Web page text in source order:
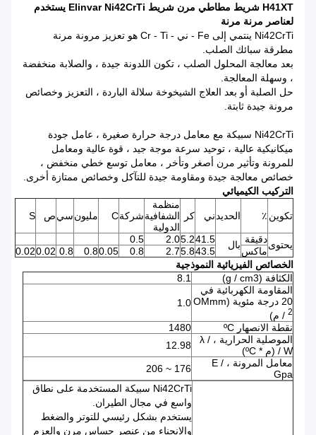
H41XT شريط مطاطي مرن شريط Elinvar Ni42CrTi يستخدم
لعناصر مرنة مرنة
Ni42CrTi ينتمي إلى Fe - ني - Cr - Ti هو تعزيز مرونة مرنة
مطرقة سبائك الصلب.
بعد معالجة المحلول الصلب ، تكون اللدونة جيدة ، والصلابة منخفضة
، وسهلة المعالجة.
حل الصلبة أو بعد العلاج الشيخوخة سلالة الباردة ، التعزيز وخصائص
مرونة جيدة ثابتة.
Ni42CrTi سبيكة مع معامل درجة حرارة صغيرة ، عامل جودة
ميكانيكية عالية ، توحيد سرعة موجة جيد ، قوة عالية ومعامل
للمرونة وتأثير مرن أصغر وتأخر ، معامل توسع خطي منخفض ،
خصائص معالجة جيدة ومقاومة جيدة للتآكل وخصائص ممتازة أخرى.
التركيب الكيميائي
تكوين ٪ الحديدني كر
منظمة
الشفافية
الدولية
شركةC مليونسيص S
يحتوىدقيقة بال 41.5
5.2
2.0
0.5
ماكس
43.5
5.8
2.7
0.8
0.05
0.8
0.8
0.02
0.02
الخصائص الفيزيائية النموذجية
الكثافة (g / cm3)
8.1
المقاومة الكهربائية في
20 درجة مئوية (OMmm
2 / م)
1.0
نقطة الانصهار ºC
1480
الموصلية الحرارية ، λ /
W / (م * ºC)
12.98
معامل المرونة ، E /
Gpa
176 ~ 206
Ni42CrTi سبيكة المستخدمة على نطاق
واسع في مجال الطيران.
يستخدم بشكل رئيسي للتوتر والضغط
والانحناء من عنصر حساس مرن والعزم